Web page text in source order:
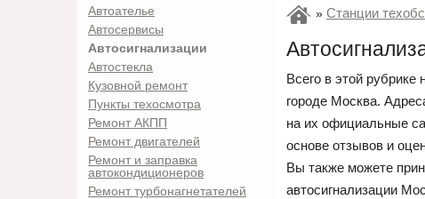
Автоателье
Автосервисы
Автосигнализации
Автостекла
Кузовной ремонт
Пункты техосмотра
Ремонт АКПП
Ремонт двигателей
Ремонт и заправка
автокондиционеров
Ремонт турбонагнетателей
» Станции
Всего в этой
городе Москва.
на их официальные
основе отзывов и
Вы также можете
автосигнализации